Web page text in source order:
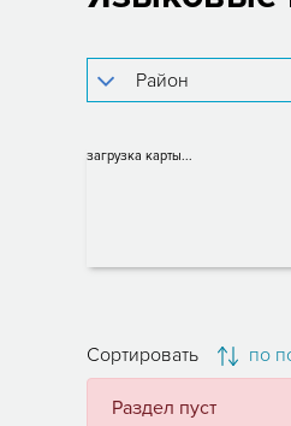
загрузка карты...
Сортировать по
Раздел пуст